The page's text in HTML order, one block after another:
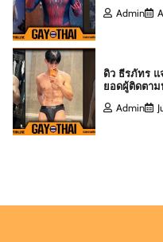
Admin
สกาย พิเชษ
Admin
Admin